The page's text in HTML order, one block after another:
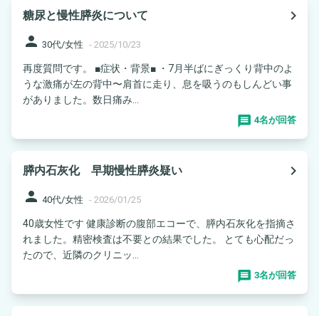
糖尿と慢性膵炎について
navigate_next
person 30代/女性 - 2025/10/23
再度質問です。 ■症状・背景■ ・7月半ばにぎっくり背中のよ
うな激痛が左の背中〜肩首に走り、息を吸うのもしんどい事
がありました。数日痛み...
4名が回答
膵内石灰化 早期慢性膵炎疑い
navigate_next
person 40代/女性 - 2026/01/25
40歳女性です 健康診断の腹部エコーで、膵内石灰化を指摘さ
れました。精密検査は不要との結果でした。 とても心配だっ
たので、近隣のクリニッ...
3名が回答